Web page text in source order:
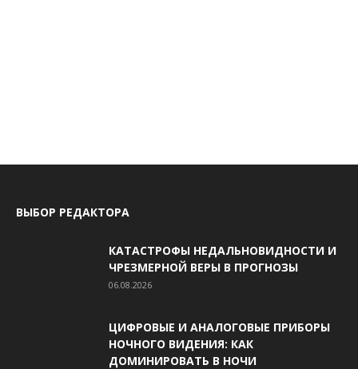
ВЫБОР РЕДАКТОРА
КАТАСТРОФЫ НЕДАЛЬНОВИДНОСТИ И
ЧРЕЗМЕРНОЙ ВЕРЫ В ПРОГНОЗЫ
06.08.2026
ЦИФРОВЫЕ И АНАЛОГОВЫЕ ПРИБОРЫ
НОЧНОГО ВИДЕНИЯ: КАК
ДОМИНИРОВАТЬ В НОЧИ